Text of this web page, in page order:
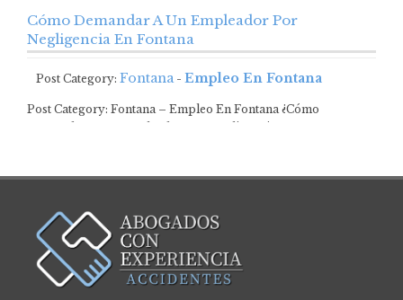
Cómo Demandar A Un Empleador Por
Negligencia En Fontana
Post Category: Fontana- Empleo En Fontana
Post Category: Fontana – Empleo En Fontana ¿Cómo